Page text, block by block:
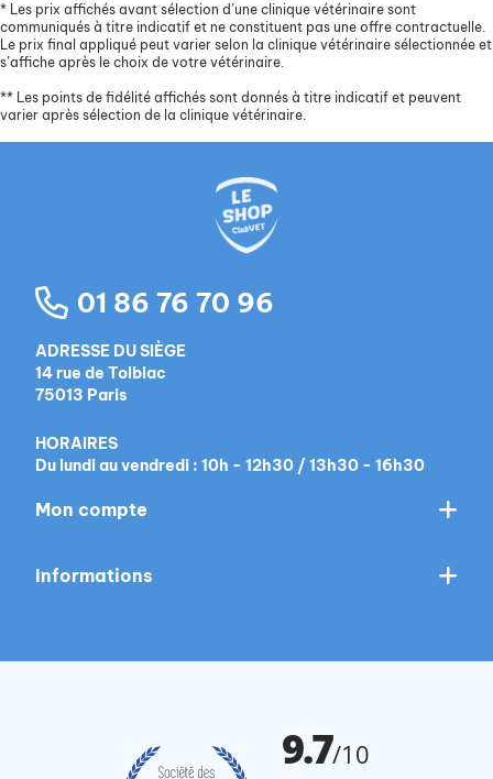
* Les prix affichés avant sélection d’une clinique vétérinaire sont
communiqués à titre indicatif et ne constituent pas une offre contractuelle.
Le prix final appliqué peut varier selon la clinique vétérinaire sélectionnée et
s’affiche après le choix de votre vétérinaire.
** Les points de fidélité affichés sont donnés à titre indicatif et peuvent
varier après sélection de la clinique vétérinaire.
01 86 76 70 96
ADRESSE DU SIÈGE
14 rue de Tolbiac
75013 Paris
HORAIRES
Du lundi au vendredi : 10h - 12h30 / 13h30 - 16h30
Mon compte
Informations